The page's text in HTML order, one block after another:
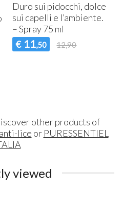
Duro sui pidocchi, dolce
sui capelli e l’ambiente.
– Spray 75 ml
€ 11,50 12,90
other products of
lice or PURESSENTIEL
viewed